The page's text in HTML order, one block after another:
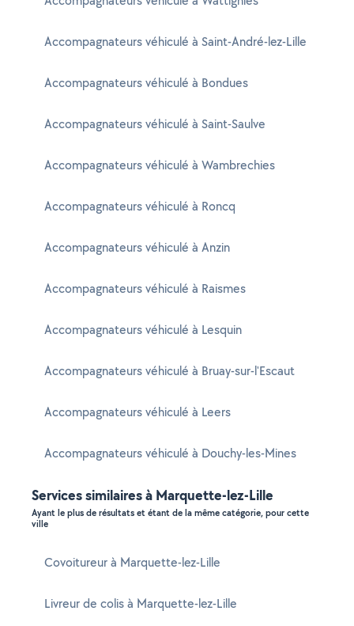
Accompagnateurs véhiculé à Saint-André-lez-Lille
Accompagnateurs véhiculé à Bondues
Accompagnateurs véhiculé à Saint-Saulve
Accompagnateurs véhiculé à Wambrechies
Accompagnateurs véhiculé à Roncq
Accompagnateurs véhiculé à Anzin
Accompagnateurs véhiculé à Raismes
Accompagnateurs véhiculé à Lesquin
Accompagnateurs véhiculé à Bruay-sur-l'Escaut
Accompagnateurs véhiculé à Leers
Accompagnateurs véhiculé à Douchy-les-Mines
Services similaires à Marquette-lez-Lille
Ayant le plus de résultats et étant de la même catégorie, pour cette
ville
Covoitureur à Marquette-lez-Lille
Livreur de colis à Marquette-lez-Lille